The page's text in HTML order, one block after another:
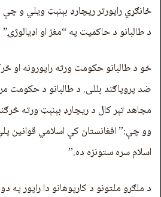
ځانګړي راپورتر ریچارډ بېنېټ ویلي و
د طالبانو د حاکمیت په “مغز او
خو د طالبانو حکومت ورته راپورونه
ضد پروپاګند بللی. د طالبانو د حکومت
مجاهد تېر کال د ریچارډ بېنېټ ورته
وو چې:” افغانستان کې اسلامي قوانین
اسلام سره ستونزه ده.”
د ملګرو ملتونو د کارپوهانو دا راپور په